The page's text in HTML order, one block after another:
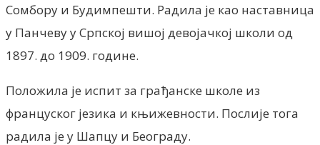
Сомбору и Будимпешти. Радила је као наставница
у Панчеву у Српској вишој девојачкој школи од
1897. до 1909. године.
Положила је испит за грађанске школе из
француског језика и књижевности. Послије тога
радила је у Шапцу и Београду.